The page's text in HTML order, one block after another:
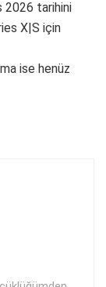
2026 tarihini
X|S için
ise henüz